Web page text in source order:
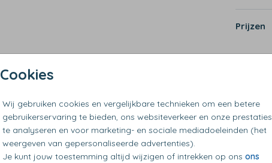
Cookies
Wij gebruiken cookies en vergelijkbare technieken om een betere
gebruikerservaring te bieden, ons websiteverkeer en onze prestaties
te analyseren en voor marketing- en sociale mediadoeleinden (het
weergeven van gepersonaliseerde advertenties).
Je kunt jouw toestemming altijd wijzigen of intrekken op ons ons
Prijzen